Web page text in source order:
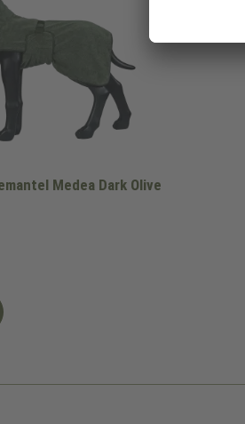
Medea Dark Olive